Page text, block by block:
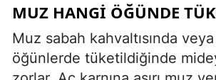
MUZ HANGI ÖĞÜNDE
Muz sabah kahvaltısında
öğünlerde tüketildiğinde